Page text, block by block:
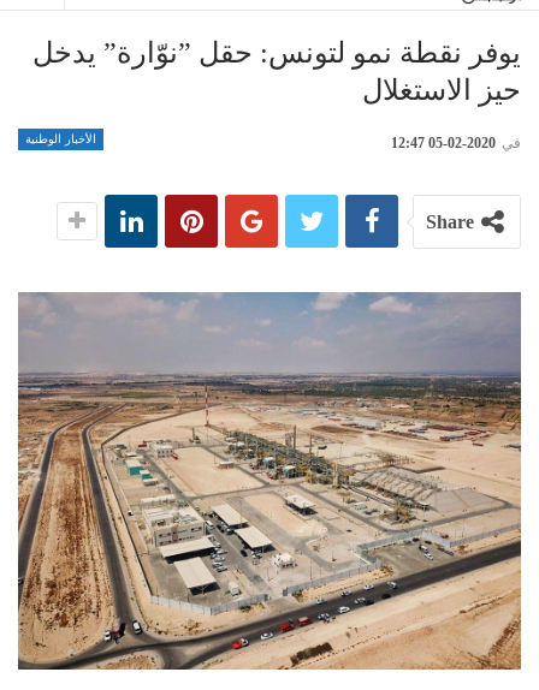
يوفر نقطة نمو لتونس: حقل ”نوّارة” يدخل
حيز الاستغلال
الأخبار الوطنية في 2020-02-05 12:47
Share